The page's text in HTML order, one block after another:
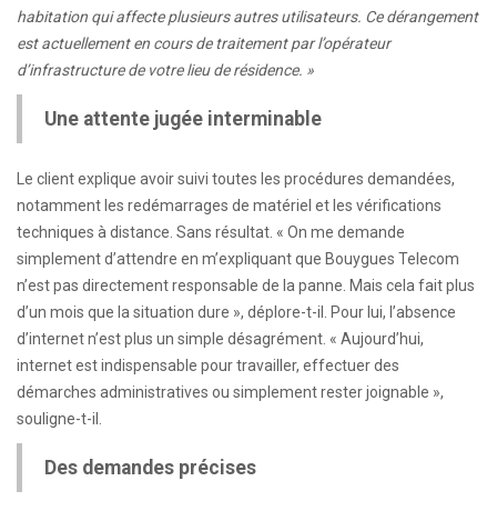
habitation qui affecte plusieurs autres utilisateurs. Ce dérangement
est actuellement en cours de traitement par l’opérateur
d’infrastructure de votre lieu de résidence. »
Une attente jugée interminable
Le client explique avoir suivi toutes les procédures demandées,
notamment les redémarrages de matériel et les vérifications
techniques à distance. Sans résultat. « On me demande
simplement d’attendre en m’expliquant que Bouygues Telecom
n’est pas directement responsable de la panne. Mais cela fait plus
d’un mois que la situation dure », déplore-t-il. Pour lui, l’absence
d’internet n’est plus un simple désagrément. « Aujourd’hui,
internet est indispensable pour travailler, effectuer des
démarches administratives ou simplement rester joignable »,
souligne-t-il.
Des demandes précises